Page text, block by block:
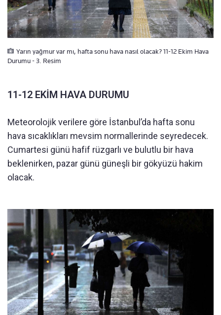
Yarın yağmur var mı, hafta sonu hava nasıl olacak? 11-12 Ekim Hava
Durumu - 3. Resim
11-12 EKİM HAVA DURUMU
Meteorolojik verilere göre İstanbul’da hafta sonu
hava sıcaklıkları mevsim normallerinde seyredecek.
Cumartesi günü hafif rüzgarlı ve bulutlu bir hava
beklenirken, pazar günü güneşli bir gökyüzü hakim
olacak.